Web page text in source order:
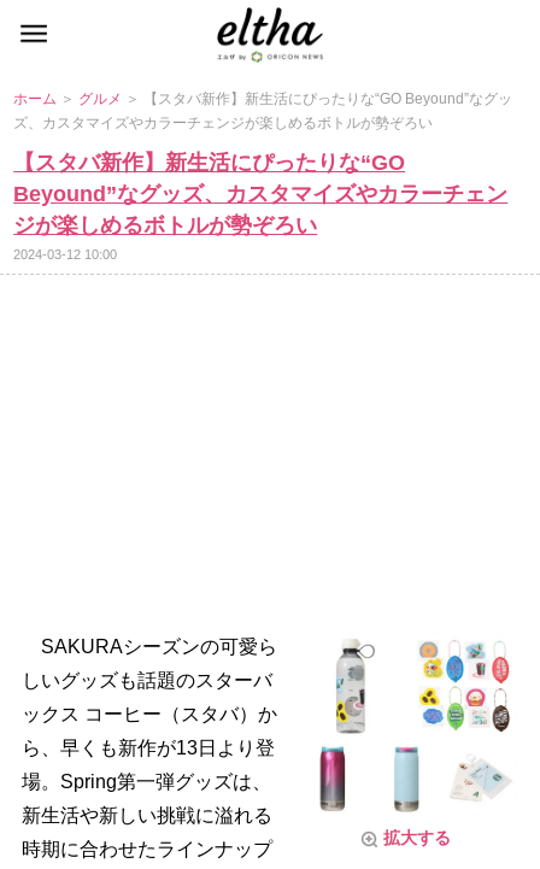
ホーム ＞ グルメ ＞ 【スタバ新作】新生活にぴったりな“GO Beyound”なグッ
ズ、カスタマイズやカラーチェンジが楽しめるボトルが勢ぞろい
【スタバ新作】新生活にぴったりな“GO
Beyound”なグッズ、カスタマイズやカラーチェン
ジが楽しめるボトルが勢ぞろい
2024-03-12 10:00
拡大する
SAKURAシーズンの可愛ら
しいグッズも話題のスターバ
ックス コーヒー（スタバ）か
ら、早くも新作が13日より登
場。Spring第一弾グッズは、
新生活や新しい挑戦に溢れる
時期に合わせたラインナップ